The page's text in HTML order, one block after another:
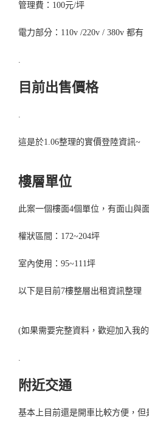
管理費：100元/坪
電力部分：110v /220v / 380v 都有
.
目前出售價格
.
這是於1.06整理的實價登陸資訊~
樓層單位
此案一個樓面4個單位，有面山與
權狀區間：172~204坪
室內使用：95~111坪
以下是目前7樓整層出租資訊整理
(如果需要完整資料，歡迎加入我
.
附近交通
基本上目前還是開車比較方便，